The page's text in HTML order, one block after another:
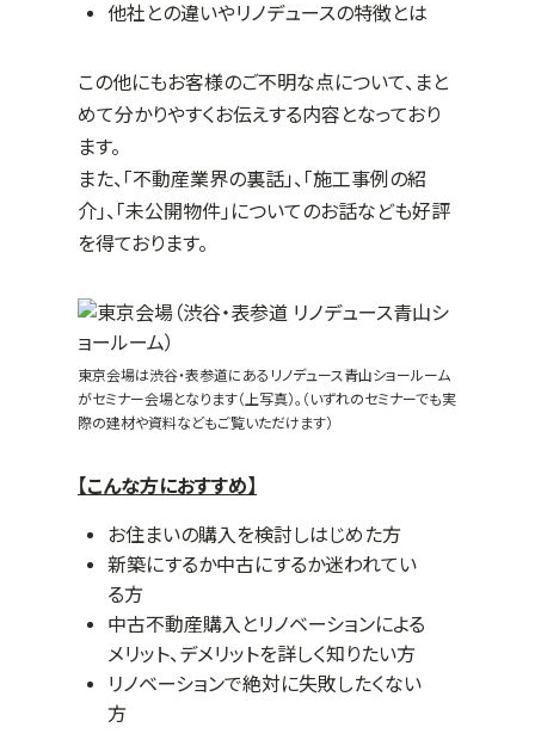
他社との違いやリノデュースの特徴とは
この他にもお客様のご不明な点について、まと
めて分かりやすくお伝えする内容となっており
ます。
また、「不動産業界の裏話」、「施工事例の紹
介」、「未公開物件」についてのお話なども好評
を得ております。
東京会場は渋谷・表参道にあるリノデュース青山ショールーム
がセミナー会場となります（上写真）。（いずれのセミナーでも実
際の建材や資料などもご覧いただけます）
【こんな方におすすめ】
お住まいの購入を検討しはじめた方
新築にするか中古にするか迷われてい
る方
中古不動産購入とリノベーションによる
メリット、デメリットを詳しく知りたい方
リノベーションで絶対に失敗したくない
方